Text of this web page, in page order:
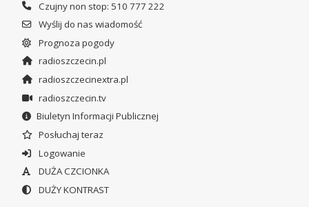
Czujny non stop: 510 777 222
Wyślij do nas wiadomość
Prognoza pogody
radioszczecin.pl
radioszczecinextra.pl
radioszczecin.tv
Biuletyn Informacji Publicznej
Posłuchaj teraz
Logowanie
DUŻA CZCIONKA
DUŻY KONTRAST